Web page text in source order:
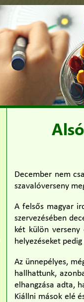
December nem
szavalóverseny
A felsős magyar
szervezésében
két külön verseny
helyezéseket
Az ünnepélyes,
hallhattunk,
elhangzása adta,
Kiállni mások elé